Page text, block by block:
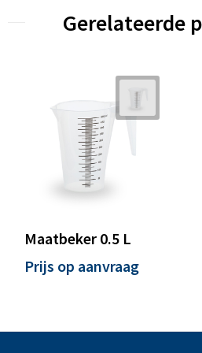
Gerelateerde
Maatbeker 0.5 L
Prijs op aanvraag